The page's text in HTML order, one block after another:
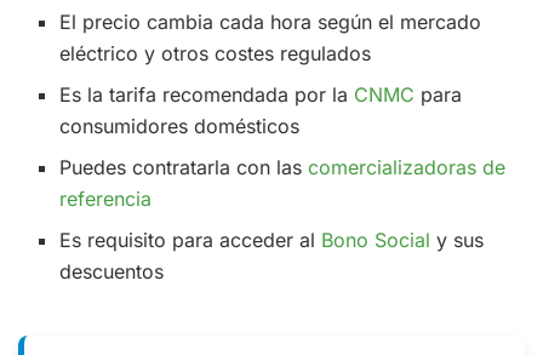
El precio cambia cada hora según el mercado
eléctrico y otros costes regulados
Es la tarifa recomendada por la CNMC para
consumidores domésticos
Puedes contratarla con lascomercializadoras de
referencia
Es requisito para acceder al Bono Social y sus
descuentos